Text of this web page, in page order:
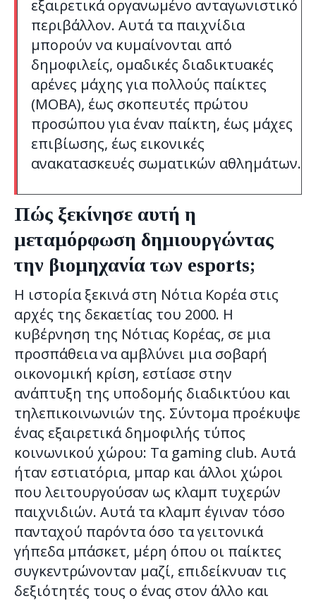
εξαιρετικά οργανωμένο ανταγωνιστικό
περιβάλλον. Αυτά τα παιχνίδια
μπορούν να κυμαίνονται από
δημοφιλείς, ομαδικές διαδικτυακές
αρένες μάχης για πολλούς παίκτες
(MOBA), έως σκοπευτές πρώτου
προσώπου για έναν παίκτη, έως μάχες
επιβίωσης, έως εικονικές
ανακατασκευές σωματικών αθλημάτων.
Πώς ξεκίνησε αυτή η
μεταμόρφωση δημιουργώντας
την βιομηχανία των esports;
Η ιστορία ξεκινά στη Νότια Κορέα στις
αρχές της δεκαετίας του 2000. Η
κυβέρνηση της Νότιας Κορέας, σε μια
προσπάθεια να αμβλύνει μια σοβαρή
οικονομική κρίση, εστίασε στην
ανάπτυξη της υποδομής διαδικτύου και
τηλεπικοινωνιών της. Σύντομα προέκυψε
ένας εξαιρετικά δημοφιλής τύπος
κοινωνικού χώρου: Τα gaming club. Αυτά
ήταν εστιατόρια, μπαρ και άλλοι χώροι
που λειτουργούσαν ως κλαμπ τυχερών
παιχνιδιών. Αυτά τα κλαμπ έγιναν τόσο
πανταχού παρόντα όσο τα γειτονικά
γήπεδα μπάσκετ, μέρη όπου οι παίκτες
συγκεντρώνονταν μαζί, επιδείκνυαν τις
δεξιότητές τους ο ένας στον άλλο και